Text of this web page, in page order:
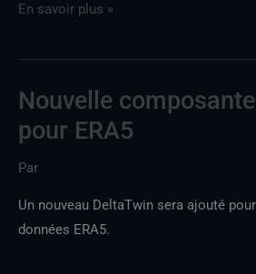
En savoir plus »
Nouvelle
pour ERA5
Par
Un nouveau DeltaTwin sera ajouté
données ERA5.
Nouveau
DeltaTwin
pour
ERA5